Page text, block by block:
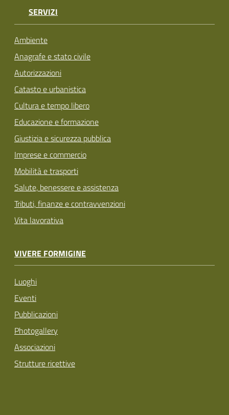
SERVIZI
Ambiente
Anagrafe e stato civile
Autorizzazioni
Catasto e urbanistica
Cultura e tempo libero
Educazione e formazione
Giustizia e sicurezza pubblica
Imprese e commercio
Mobilità e trasporti
Salute, benessere e assistenza
Tributi, finanze e contravvenzioni
Vita lavorativa
VIVERE FORMIGINE
Luoghi
Eventi
Pubblicazioni
Photogallery
Associazioni
Strutture ricettive